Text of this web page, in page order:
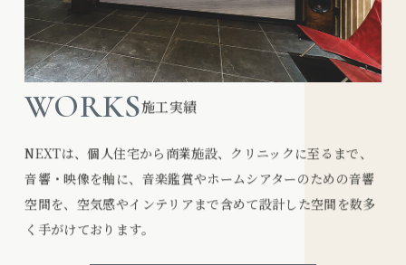
WORKS施工実績
NEXTは、個人住宅から商業施設、クリニックに至るまで、
音響・映像を軸に、音楽鑑賞やホームシアターのための音響
空間を、空気感やインテリアまで含めて設計した空間を数多
く手がけております。